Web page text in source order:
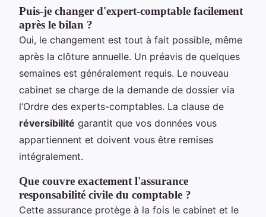
Puis-je changer d'expert-comptable facilement
après le bilan ?
Oui, le changement est tout à fait possible, même
après la clôture annuelle. Un préavis de quelques
semaines est généralement requis. Le nouveau
cabinet se charge de la demande de dossier via
l’Ordre des experts-comptables. La clause de
réversibilité garantit que vos données vous
appartiennent et doivent vous être remises
intégralement.
Que couvre exactement l'assurance
responsabilité civile du comptable ?
Cette assurance protège à la fois le cabinet et le